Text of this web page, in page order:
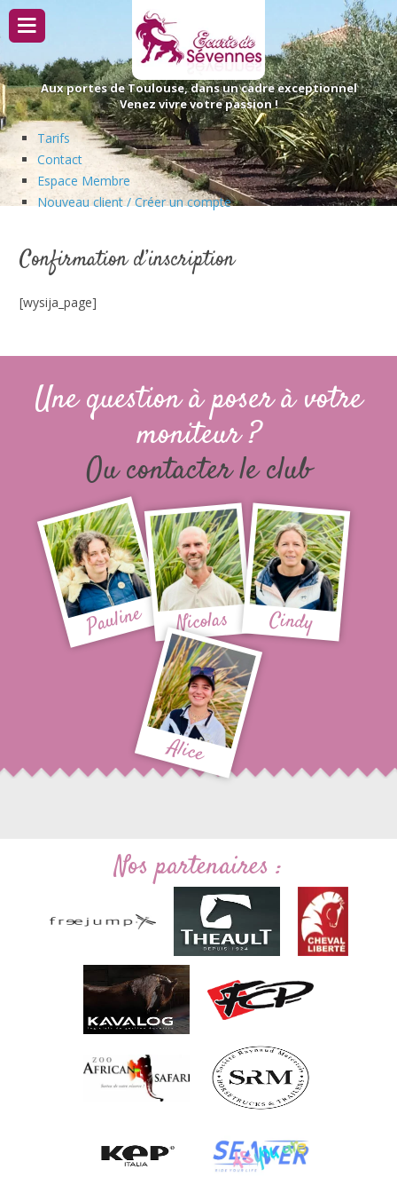
Passer
contenu
Aux portes de Toulouse, dans un cadre exceptionnel
Venez vivre votre passion !
Tarifs
Contact
Espace Membre
Nouveau client / Créer un compte
Confirmation d’inscription
[wysija_page]
Une question à poser à votre
moniteur ?
Ou contacter le club
Pauline Nicolas Cindy
Alice
Nos partenaires :